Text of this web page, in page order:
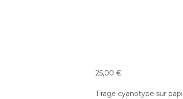
25,00€
Tirage cyanotype sur